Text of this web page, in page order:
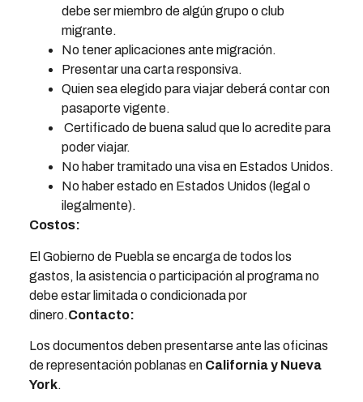
debe ser miembro de algún grupo o club
migrante.
No tener aplicaciones ante migración.
Presentar una carta responsiva.
Quien sea elegido para viajar deberá contar con
pasaporte vigente.
Certificado de buena salud que lo acredite para
poder viajar.
No haber tramitado una visa en Estados Unidos.
No haber estado en Estados Unidos (legal o
ilegalmente).
Costos:
El Gobierno de Puebla se encarga de todos los
gastos, la asistencia o participación al programa no
debe estar limitada o condicionada por
dinero.Contacto:
Los documentos deben presentarse ante las oficinas
de representación poblanas en California y Nueva
York.